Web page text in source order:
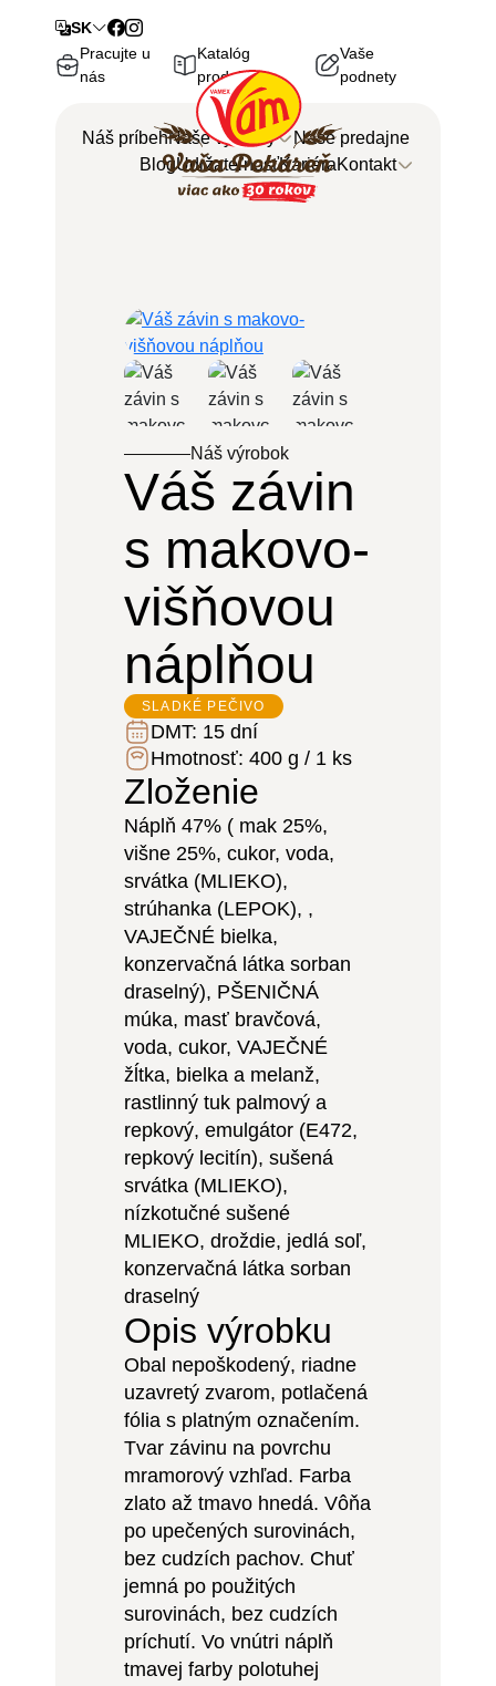
SK
Pracujte u
nás
Katalóg
produktov
Vaše
podnety
Náš príbehNaše výrobky
Naše predajne
BlogUdržateľnosťKariéraKontakt
Objednávky
Naše výrobky
Zoznam všetkých výrobkov
Náš výrobok
Váš závin
s makovo-
višňovou
náplňou
SLADKÉ PEČIVO
DMT: 15 dní
Hmotnosť: 400 g / 1 ks
Zloženie
Náplň 47% ( mak 25%,
višne 25%, cukor, voda,
srvátka (MLIEKO),
strúhanka (LEPOK), ,
VAJEČNÉ bielka,
konzervačná látka sorban
draselný), PŠENIČNÁ
múka, masť bravčová,
voda, cukor, VAJEČNÉ
žĺtka, bielka a melanž,
rastlinný tuk palmový a
repkový, emulgátor (E472,
repkový lecitín), sušená
srvátka (MLIEKO),
nízkotučné sušené
MLIEKO, droždie, jedlá soľ,
konzervačná látka sorban
draselný
Opis výrobku
Obal nepoškodený, riadne
uzavretý zvarom, potlačená
fólia s platným označením.
Tvar závinu na povrchu
mramorový vzhľad. Farba
zlato až tmavo hnedá. Vôňa
po upečených surovinách,
bez cudzích pachov. Chuť
jemná po použitých
surovinách, bez cudzích
príchutí. Vo vnútri náplň
tmavej farby polotuhej